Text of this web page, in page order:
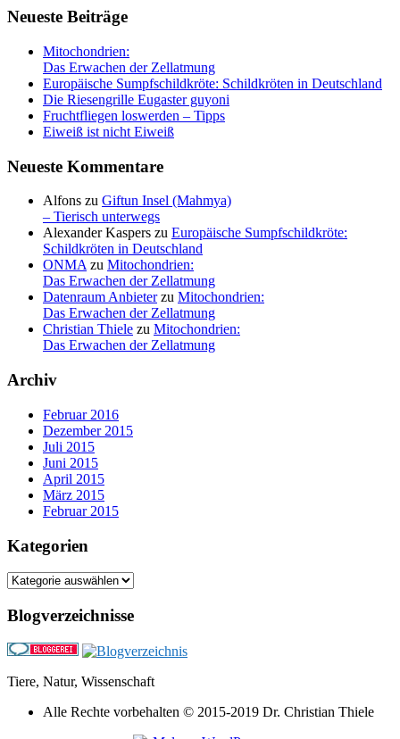
Neueste Beiträge
Mitochondrien:
Das Erwachen der Zellatmung
Europäische Sumpfschildkröte: Schildkröten in Deutschland
Die Riesengrille Eugaster guyoni
Fruchtfliegen loswerden – Tipps
Eiweiß ist nicht Eiweiß
Neueste Kommentare
Alfons zu Giftun Insel (Mahmya)
– Tierisch unterwegs
Alexander Kaspers zu Europäische Sumpfschildkröte:
Schildkröten in Deutschland
ONMA zu Mitochondrien:
Das Erwachen der Zellatmung
Datenraum Anbieterzu Mitochondrien:
Das Erwachen der Zellatmung
Christian Thiele zu Mitochondrien:
Das Erwachen der Zellatmung
Archiv
Februar 2016
Dezember 2015
Juli 2015
Juni 2015
April 2015
März 2015
Februar 2015
Kategorien
Kategorien
Blogverzeichnisse
Tiere, Natur, Wissenschaft
Alle Rechte vorbehalten © 2015-2019 Dr. Christian Thiele